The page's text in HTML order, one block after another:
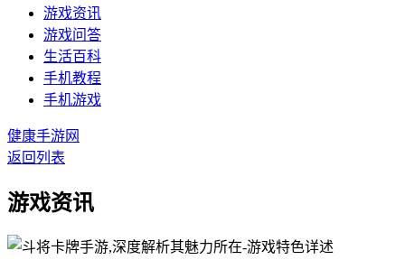
游戏资讯
游戏问答
生活百科
手机教程
手机游戏
健康手游网
返回列表
游戏资讯